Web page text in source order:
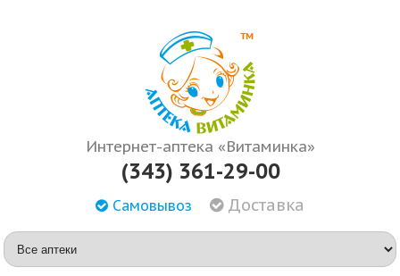
Интернет-аптека «Витаминка»
(343) 361-29-00
Самовывоз Доставка